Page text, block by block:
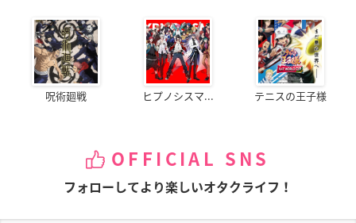
呪術廻戦 ヒプノシスマ... テニスの王子様
OFFICIAL SNS
フォローしてより楽しいオタクライフ！